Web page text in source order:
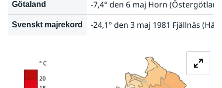
Götaland -7,4° den 6 maj Horn
Svenskt majrekord
-24,1° den 3 maj 1981 Fjällnäs